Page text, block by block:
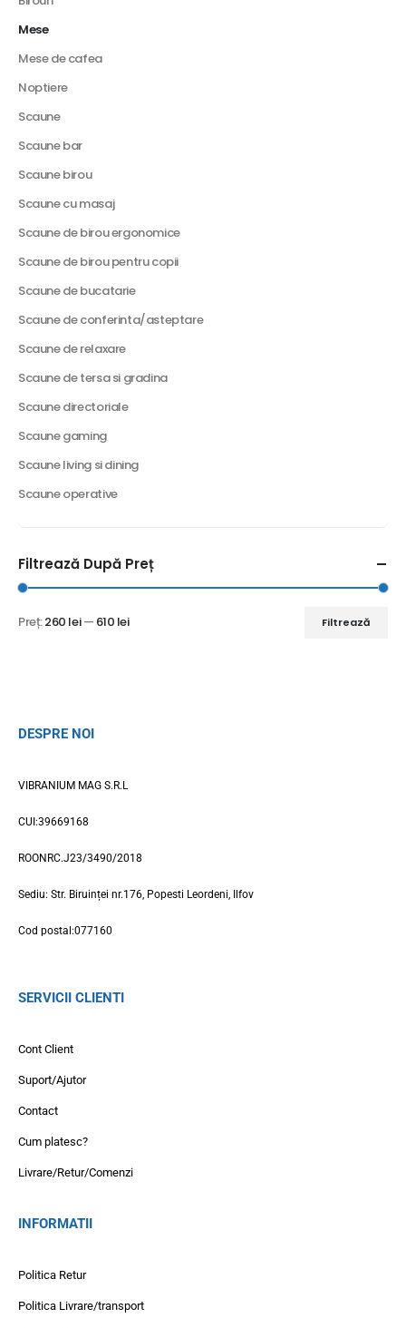
Mese
Mese de cafea
Noptiere
Scaune
Scaune bar
Scaune birou
Scaune cu masaj
Scaune de birou ergonomice
Scaune de birou pentru copii
Scaune de bucatarie
Scaune de conferinta/asteptare
Scaune de relaxare
Scaune de tersa si gradina
Scaune directoriale
Scaune gaming
Scaune living si dining
Scaune operative
Filtrează După Preț
Filtrează
Preț:260 lei— 610 lei
DESPRE NOI
VIBRANIUM MAG S.R.L
CUI:39669168
ROONRC.J23/3490/2018
Sediu: Str. Biruinței nr.176, Popesti Leordeni, Ilfov
Cod postal:077160
SERVICII CLIENTI
Cont Client
Suport/Ajutor
Contact
Cum platesc?
Livrare/Retur/Comenzi
INFORMATII
Politica Retur
Politica Livrare/transport